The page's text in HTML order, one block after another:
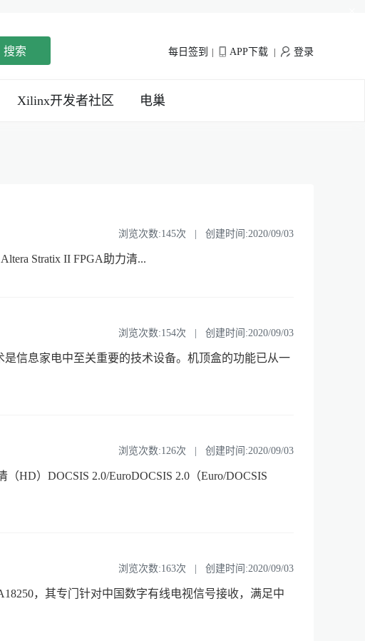
搜索 每日签到 APP下载 登录
Xilinx开发者社区 电巢
浏览次数:145次 | 创建时间:2020/09/03
Stratix II FPGA助力清...
浏览次数:154次 | 创建时间:2020/09/03
信息家电中至关重要的技术设备。机顶盒的功能已从一
浏览次数:126次 | 创建时间:2020/09/03
HD）DOCSIS 2.0/EuroDOCSIS 2.0（Euro/DOCSIS
浏览次数:163次 | 创建时间:2020/09/03
，其专门针对中国数字有线电视信号接收，满足中